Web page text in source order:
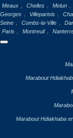
Meaux , Chelles , Melun ,
Georges , Villeparisis ,
Seine , Combs-la-Ville ,
Paris , Montreuil ,
Marabout
Marabout Hdiakhaba